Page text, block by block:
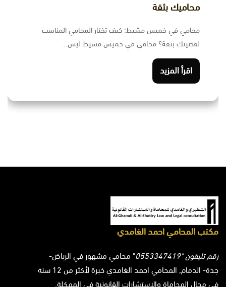
محاميك بثقة
محامي في خميس مشيط: كيف تختار المحامي المناسب
لقضيتك بثقة؟ محامي في خميس مشيط ليس…
اقرأ المزيد
مكتب المحامي احمد الغامدي
رقم تليفون "0553347419
" محامي مشهور في الرياض-
جدة- الدمام, المحامي احمد الغامدي خبرة لأكثر من 12 سنة
في مجال المحاماة والاستشارات القانونية في الممكلة.